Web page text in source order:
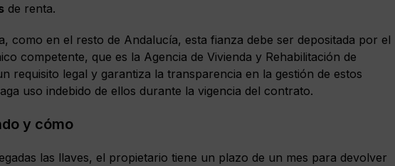
de renta.
como en el resto de Andalucía, esta fianza debe ser depositada por el
competente, que es la Agencia de Vivienda y Rehabilitación de
requisito legal y garantiza la transparencia en la gestión de estos
uso indebido de ellos durante la vigencia del contrato.
y cómo
las llaves, el propietario tiene un plazo de un mes para devolver